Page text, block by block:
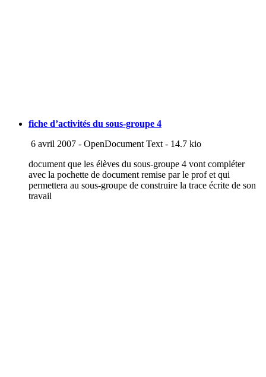
fiche d’activités du sous-groupe 4
6 avril 2007 - OpenDocument Text - 14.7 kio
document que les élèves du sous-groupe 4 vont compléter
avec la pochette de document remise par le prof et qui
permettera au sous-groupe de construire la trace écrite de son
travail